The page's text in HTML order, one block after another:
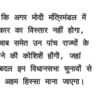
अगर मोदी मंत्रिमंडल में
का विस्तार नहीं होगा,
समेत उन पांच राज्यों के
की कोशिशें होंगी, जहां
इन विधानसभा चुनावों से
हिस्सा माना जाएगा।